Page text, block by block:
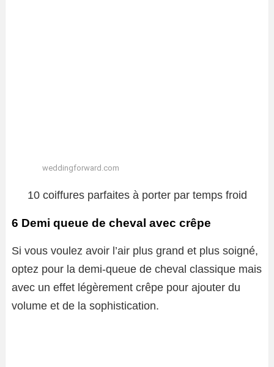
weddingforward.com
10 coiffures parfaites à porter par temps froid
6 Demi queue de cheval avec crêpe
Si vous voulez avoir l’air plus grand et plus soigné,
optez pour la demi-queue de cheval classique mais
avec un effet légèrement crêpe pour ajouter du
volume et de la sophistication.